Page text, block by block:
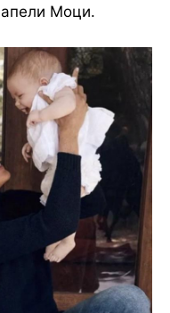
Моци.